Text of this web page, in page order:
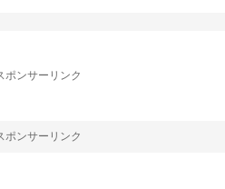
ポンサーリンク
ポンサーリンク